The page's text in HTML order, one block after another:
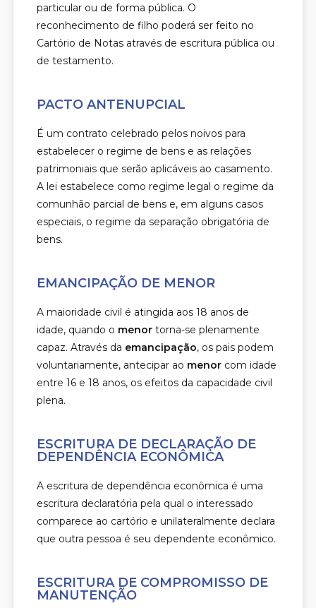
particular ou de forma pública. O
reconhecimento de filho poderá ser feito no
Cartório de Notas através de escritura pública ou
de testamento.
PACTO ANTENUPCIAL
É um contrato celebrado pelos noivos para
estabelecer o regime de bens e as relações
patrimoniais que serão aplicáveis ao casamento.
A lei estabelece como regime legal o regime da
comunhão parcial de bens e, em alguns casos
especiais, o regime da separação obrigatória de
bens.
EMANCIPAÇÃO DE MENOR
A maioridade civil é atingida aos 18 anos de
idade, quando o menortorna-se plenamente
capaz. Através da emancipação, os pais podem
voluntariamente, antecipar ao menorcom idade
entre 16 e 18 anos, os efeitos da capacidade civil
plena.
ESCRITURA DE DECLARAÇÃO DE
DEPENDÊNCIA ECONÔMICA
A escritura de dependência econômica é uma
escritura declaratória pela qual o interessado
comparece ao cartório e unilateralmente declara
que outra pessoa é seu dependente econômico.
ESCRITURA DE COMPROMISSO DE
MANUTENÇÃO